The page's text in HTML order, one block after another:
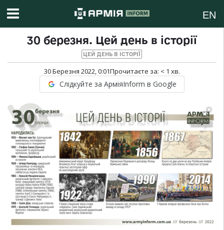
EN
30 березня. Цей день в історії
ЦЕЙ ДЕНЬ В ІСТОРІЇ
30 Березня 2022, 0:01Прочитаєте за: < 1 хв.
Слідкуйте за АрміяInform в Google